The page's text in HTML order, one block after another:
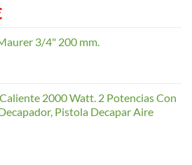
3/4" 200 mm.
2000 Watt. 2 Potencias Con
Pistola Decapar Aire